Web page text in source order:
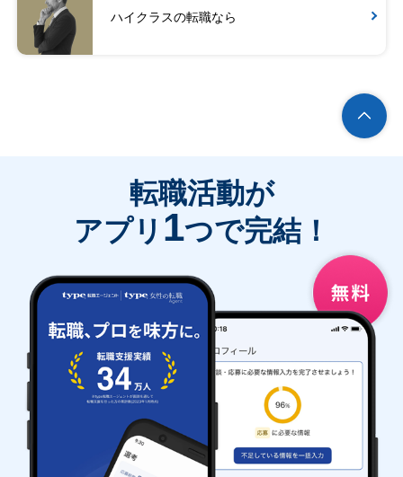
ハイクラスの転職なら
転職活動が
アプリ 1つで完結！